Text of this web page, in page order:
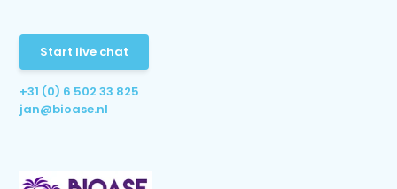
Start live chat
+31 (0) 6 502 33 825
jan@bioase.nl